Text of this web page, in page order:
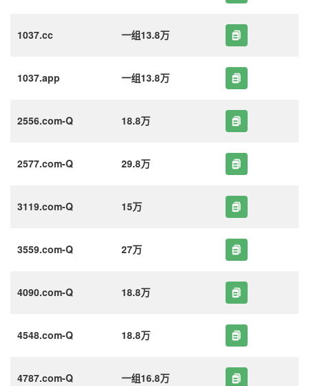
1037.cc 一组13.8万
1037.app 一组13.8万
2556.com-Q 18.8万
2577.com-Q 29.8万
3119.com-Q 15万
3559.com-Q 27万
4090.com-Q 18.8万
4548.com-Q 18.8万
4787.com-Q 一组16.8万